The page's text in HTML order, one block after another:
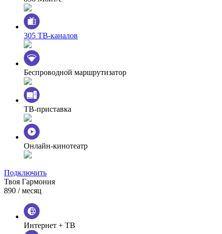
305 ТВ-каналов
Беспроводной маршрутизатор
ТВ-приставка
Онлайн-кинотеатр
Подключить
Твоя Гармония
890 / месяц
Интернет + ТВ